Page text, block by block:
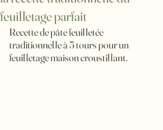
feuilletage parfait
Recette de pâte feuilletée
traditionnelle à 5 tours pour un
feuilletage maison croustillant.